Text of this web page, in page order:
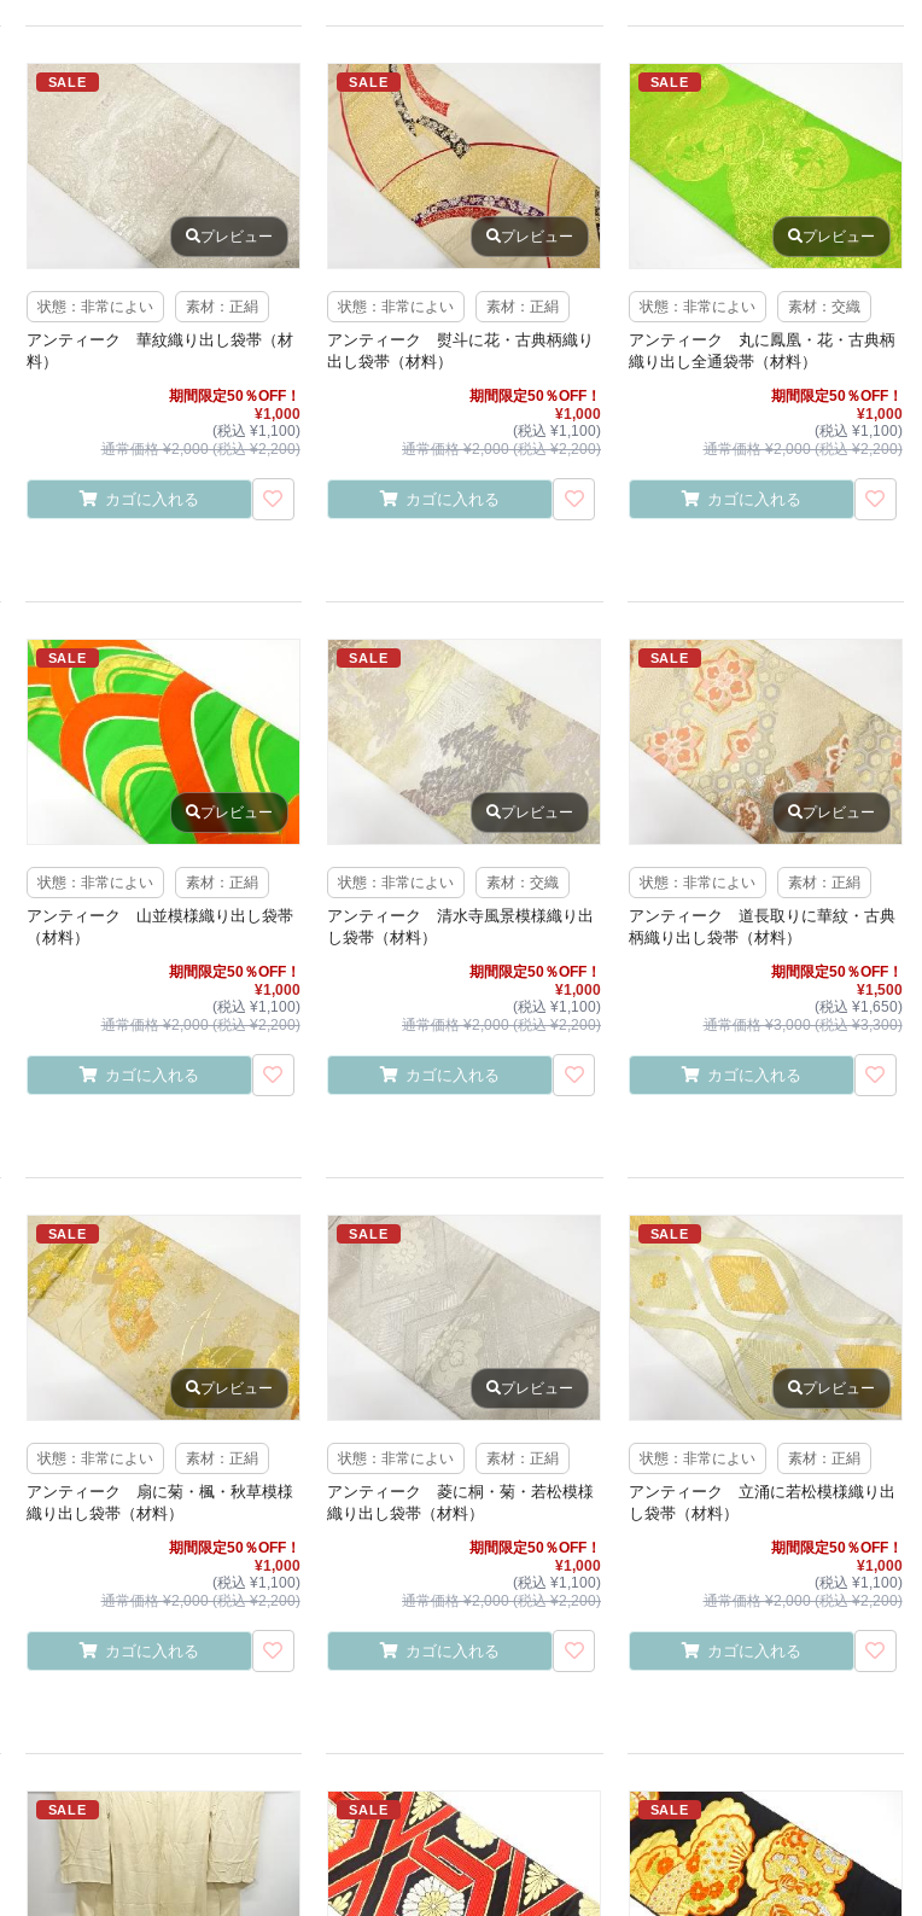
SALE
プレビュー
状態：非常によい 素材：正絹
アンティーク 華紋織り出し袋帯（材
料）
期間限定50％OFF！
¥1,000
(税込 ¥1,100)
通常価格 ¥2,000 (税込 ¥2,200)
カゴに入れる
SALE
プレビュー
状態：非常によい 素材：正絹
アンティーク 熨斗に花・古典柄織り
出し袋帯（材料）
期間限定50％OFF！
¥1,000
(税込 ¥1,100)
通常価格 ¥2,000 (税込 ¥2,200)
カゴに入れる
SALE
プレビュー
状態：非常によい 素材：交織
アンティーク 丸に鳳凰・花・古典柄
織り出し全通袋帯（材料）
期間限定50％OFF！
¥1,000
(税込 ¥1,100)
通常価格 ¥2,000 (税込 ¥2,200)
カゴに入れる
SALE
プレビュー
状態：非常によい 素材：正絹
アンティーク 山並模様織り出し袋帯
（材料）
期間限定50％OFF！
¥1,000
(税込 ¥1,100)
通常価格 ¥2,000 (税込 ¥2,200)
カゴに入れる
SALE
プレビュー
状態：非常によい 素材：交織
アンティーク 清水寺風景模様織り出
し袋帯（材料）
期間限定50％OFF！
¥1,000
(税込 ¥1,100)
通常価格 ¥2,000 (税込 ¥2,200)
カゴに入れる
SALE
プレビュー
状態：非常によい 素材：正絹
アンティーク 道長取りに華紋・古典
柄織り出し袋帯（材料）
期間限定50％OFF！
¥1,500
(税込 ¥1,650)
通常価格 ¥3,000 (税込 ¥3,300)
カゴに入れる
SALE
プレビュー
状態：非常によい 素材：正絹
アンティーク 扇に菊・楓・秋草模様
織り出し袋帯（材料）
期間限定50％OFF！
¥1,000
(税込 ¥1,100)
通常価格 ¥2,000 (税込 ¥2,200)
カゴに入れる
SALE
プレビュー
状態：非常によい 素材：正絹
アンティーク 菱に桐・菊・若松模様
織り出し袋帯（材料）
期間限定50％OFF！
¥1,000
(税込 ¥1,100)
通常価格 ¥2,000 (税込 ¥2,200)
カゴに入れる
SALE
プレビュー
状態：非常によい 素材：正絹
アンティーク 立涌に若松模様織り出
し袋帯（材料）
期間限定50％OFF！
¥1,000
(税込 ¥1,100)
通常価格 ¥2,000 (税込 ¥2,200)
カゴに入れる
SALE SALE SALE